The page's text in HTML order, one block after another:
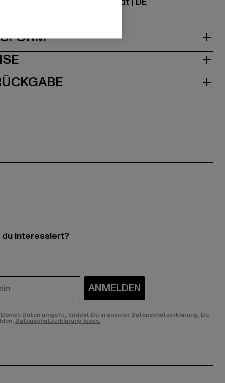
PASSFORM
interessiert?
ANMELDEN
Daten umgeht, findest Du in unserer Datenschutzerklärung. Du
Datenschutzerklärung lesen.